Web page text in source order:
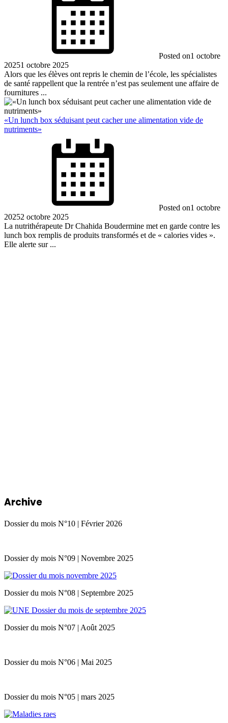
Posted on1 octobre
20251 octobre 2025
Alors que les élèves ont repris le chemin de l’école, les spécialistes
de santé rappellent que la rentrée n’est pas seulement une affaire de
fournitures ...
«Un lunch box séduisant peut cacher une alimentation vide de
nutriments»
Posted on1 octobre
20252 octobre 2025
La nutrithérapeute Dr Chahida Boudermine met en garde contre les
lunch box remplis de produits transformés et de « calories vides ».
Elle alerte sur ...
Archive
Dossier du mois N°10 | Février 2026
Dossier dy mois N°09 | Novembre 2025
Dossier du mois N°08 | Septembre 2025
Dossier du mois N°07 | Août 2025
Dossier du mois N°06 | Mai 2025
Dossier du mois N°05 | mars 2025